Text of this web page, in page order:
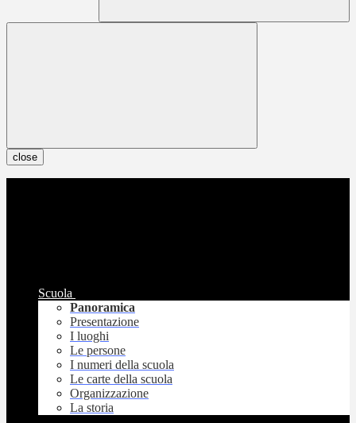
close
Scuola
Panoramica
Presentazione
I luoghi
Le persone
I numeri della scuola
Le carte della scuola
Organizzazione
La storia